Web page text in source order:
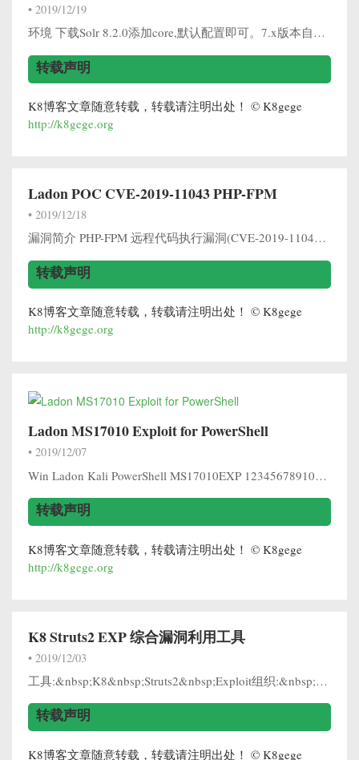
• 2019/12/19
环境 下载Solr 8.2.0添加core,默认配置即可。7.x版本自带core 配置 0x001 批量URL配置Cscan.ini [Cscan] exe=F:\Python279\python.exe arg=exp.py $ip...
转载声明
K8博客文章随意转载，转载请注明出处！ © K8gege
http://k8gege.org
Ladon POC CVE-2019-11043 PHP-FPM
• 2019/12/18
漏洞简介 PHP-FPM 远程代码执行漏洞(CVE-2019-11043) 在长亭科技举办的 Real World CTF 中,国外安全研究员 Andrew Danau 在解决一道 CTF 题目时发现,向目标服务器 URL 发送 %0...
转载声明
K8博客文章随意转载，转载请注明出处！ © K8gege
http://k8gege.org
Ladon MS17010 Exploit for PowerShell
• 2019/12/07
Win Ladon Kali PowerShell MS17010EXP 123456789101112131415161718192021222324252627282930313233343536373839404142434...
转载声明
K8博客文章随意转载，转载请注明出处！ © K8gege
http://k8gege.org
K8 Struts2 EXP 综合漏洞利用工具
• 2019/12/03
工具:&nbsp;K8&nbsp;Struts2&nbsp;Exploit组织:&nbsp;K8搞基大队[K8team]作者:&nbsp;K8拉登哥哥博客:&nbsp;http://qqhack8.blog.163.com发布:&nb...
转载声明
K8博客文章随意转载，转载请注明出处！ © K8gege